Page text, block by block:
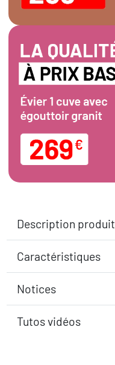
Description produit
Caractéristiques
Notices
Tutos vidéos